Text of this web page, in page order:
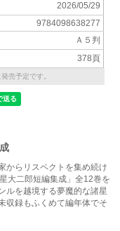
2026/05/29
9784098638277
Ａ５判
378頁
売予定です。
からリスペクトを集め続け
大二郎短編集成」全12巻を
ルを越境する夢魔的な諸星
収録もふくめて編年体でそ